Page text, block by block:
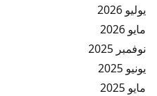
يوليو 2026
مايو 2026
نوفمبر 2025
يونيو 2025
مايو 2025